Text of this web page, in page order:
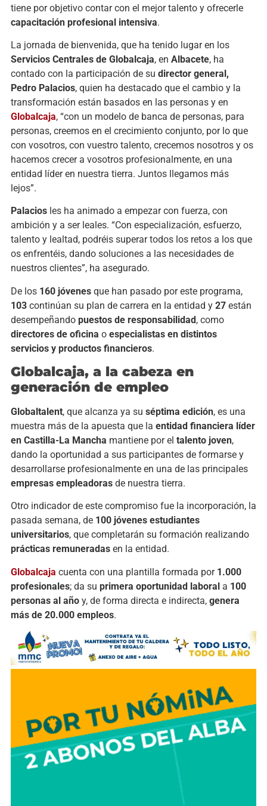
tiene por objetivo contar con el mejor talento y ofrecerle
capacitación profesional intensiva.
La jornada de bienvenida, que ha tenido lugar en los
Servicios Centrales de Globalcaja, en Albacete, ha
contado con la participación de su director general,
Pedro Palacios, quien ha destacado que el cambio y la
transformación están basados en las personas y en
Globalcaja, “con un modelo de banca de personas, para
personas, creemos en el crecimiento conjunto, por lo que
con vosotros, con vuestro talento, crecemos nosotros y os
hacemos crecer a vosotros profesionalmente, en una
entidad líder en nuestra tierra. Juntos llegamos más
lejos”.
Palaciosles ha animado a empezar con fuerza, con
ambición y a ser leales. “Con especialización, esfuerzo,
talento y lealtad, podréis superar todos los retos a los que
os enfrentéis, dando soluciones a las necesidades de
nuestros clientes”, ha asegurado.
De los 160 jóvenesque han pasado por este programa,
103continúan su plan de carrera en la entidad y 27están
desempeñando puestos de responsabilidad, como
directores de oficina o especialistas en distintos
servicios y productos financieros.
Globalcaja, a la cabeza en
generación de empleo
Globaltalent, que alcanza ya su séptima edición, es una
muestra más de la apuesta que la entidad financiera líder
en Castilla-La Mancha mantiene por el talento joven,
dando la oportunidad a sus participantes de formarse y
desarrollarse profesionalmente en una de las principales
empresas empleadorasde nuestra tierra.
Otro indicador de este compromiso fue la incorporación, la
pasada semana, de 100 jóvenes estudiantes
universitarios, que completarán su formación realizando
prácticas remuneradasen la entidad.
Globalcaja cuenta con una plantilla formada por 1.000
profesionales; da su primera oportunidad laborala 100
personas al añoy, de forma directa e indirecta, genera
más de 20.000 empleos.